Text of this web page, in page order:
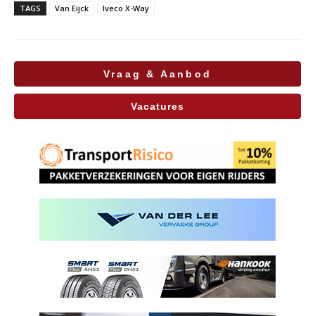
TAGS Van Eijck Iveco X-Way
Vraag & Aanbod
Vacatures